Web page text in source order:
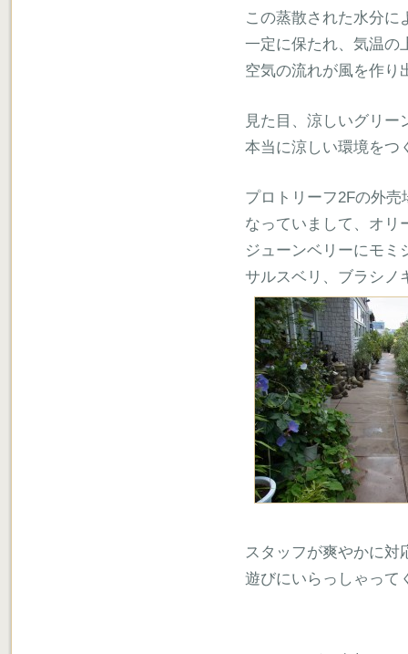
この蒸散された水分に
一定に保たれ、気温の
空気の流れが風を作り
見た目、涼しいグリー
本当に涼しい環境をつ
プロトリーフ2Fの外
なっていまして、オリ
ジューンベリーにモミ
サルスベリ、ブラシノ
スタッフが爽やかに対
遊びにいらっしゃって